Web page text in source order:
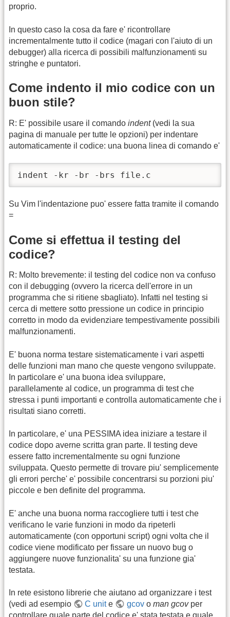
proprio.
In questo caso la cosa da fare e' ricontrollare
incrementalmente tutto il codice (magari con l'aiuto di un
debugger) alla ricerca di possibili malfunzionamenti su
stringhe e puntatori.
Come indento il mio codice con un
buon stile?
R: E' possibile usare il comando indent(vedi la sua
pagina di manuale per tutte le opzioni) per indentare
automaticamente il codice: una buona linea di comando e'
indent -kr -br -brs file.c
Su Vim l'indentazione puo' essere fatta tramite il comando
=
Come si effettua il testing del
codice?
R: Molto brevemente: il testing del codice non va confuso
con il debugging (ovvero la ricerca dell'errore in un
programma che si ritiene sbagliato). Infatti nel testing si
cerca di mettere sotto pressione un codice in principio
corretto in modo da evidenziare tempestivamente possibili
malfunzionamenti.
E' buona norma testare sistematicamente i vari aspetti
delle funzioni man mano che queste vengono sviluppate.
In particolare e' una buona idea sviluppare,
parallelamente al codice, un programma di test che
stressa i punti importanti e controlla automaticamente che i
risultati siano corretti.
In particolare, e' una PESSIMA idea iniziare a testare il
codice dopo averne scritta gran parte. Il testing deve
essere fatto incrementalmente su ogni funzione
sviluppata. Questo permette di trovare piu' semplicemente
gli errori perche' e' possibile concentrarsi su porzioni piu'
piccole e ben definite del programma.
E' anche una buona norma raccogliere tutti i test che
verificano le varie funzioni in modo da ripeterli
automaticamente (con opportuni script) ogni volta che il
codice viene modificato per fissare un nuovo bug o
aggiungere nuove funzionalita' su una funzione gia'
testata.
In rete esistono librerie che aiutano ad organizzare i test
(vedi ad esempio
C unite gcovo man gcovper
controllare quale parte del codice e' stata testata e quale